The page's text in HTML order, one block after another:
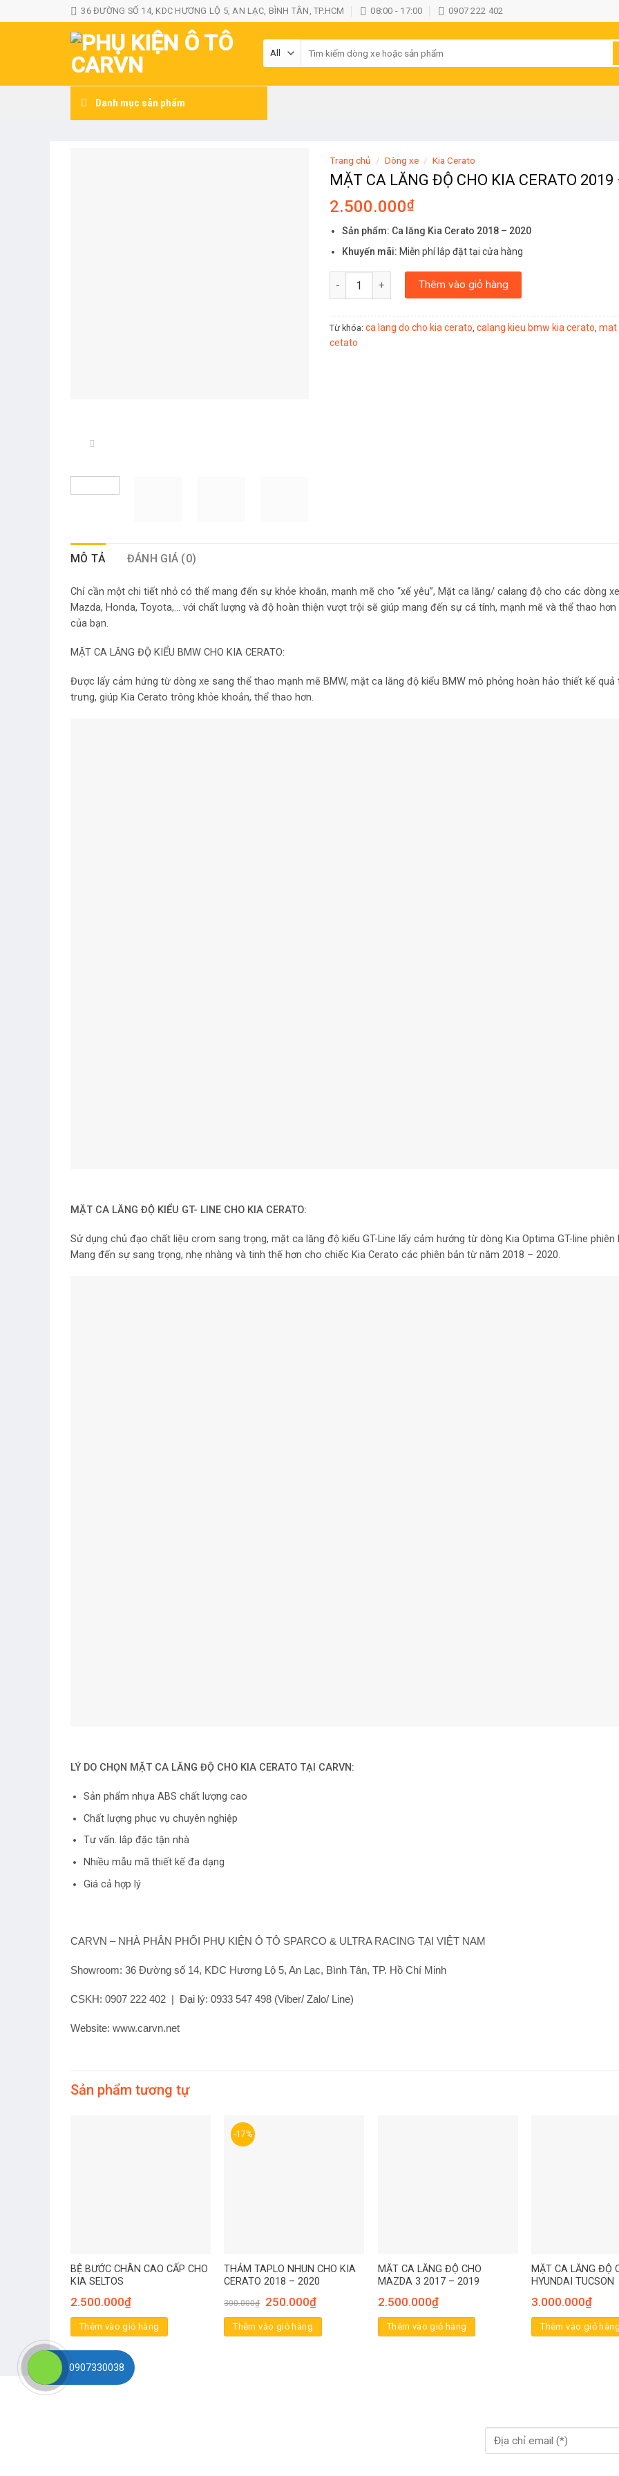
to
36 ĐƯỜNG SỐ 14, KDC HƯƠNG LỘ 5, AN LẠC, BÌNH TÂN, TP.HCM 08:00 - 17:00 0907 222 402
Danh mục sản phẩm
Trang chủ / Dòng xe / Kia Cerato
MẶT CA LĂNG ĐỘ CHO KIA CERATO
2.500.000₫
Sản phẩm: Ca lăng Kia Cerato 2018 – 2020
Khuyến mãi: Miễn phí lắp đặt tại cửa hàng
MẶT CA LĂNG ĐỘ CHO KIA CERATO 2019 - 2020 số lượng
Thêm vào giỏ hàng
Từ khóa: ca lang do cho kia cerato, calang kieu bmw kia cerato, mat
cetato
MÔ TẢ ĐÁNH GIÁ (0)
Chỉ cần một chi tiết nhỏ có thể mang đến sự khỏe khoắn, mạnh mẽ cho “xế yêu”, Mặt ca lăng/ calang độ cho các dòng
Mazda, Honda, Toyota,… với chất lượng và độ hoàn thiện vượt trội sẽ giúp mang đến sự cá tính, mạnh mẽ và thể thao hơn
của bạn.
MẶT CA LĂNG ĐỘ KIỂU BMW CHO KIA CERATO:
Được lấy cảm hứng từ dòng xe sang thể thao mạnh mẽ BMW, mặt ca lăng độ kiểu BMW mô phỏng hoàn hảo thiết kế quả
trưng, giúp Kia Cerato trông khỏe khoắn, thể thao hơn.
MẶT CA LĂNG ĐỘ KIỂU GT- LINE CHO KIA CERATO:
Sử dụng chủ đạo chất liệu crom sang trọng, mặt ca lăng độ kiểu GT-Line lấy cảm hướng từ dòng Kia Optima GT-line phiên
Mang đến sự sang trọng, nhẹ nhàng và tinh thế hơn cho chiếc Kia Cerato các phiên bản từ năm 2018 – 2020.
LÝ DO CHỌN MẶT CA LĂNG ĐỘ CHO KIA CERATO TẠI CARVN:
Sản phẩm nhựa ABS chất lượng cao
Chất lượng phục vụ chuyên nghiệp
Tư vấn. lắp đặc tận nhà
Nhiều mẫu mã thiết kế đa dạng
Giá cả hợp lý
CARVN – NHÀ PHÂN PHỐI PHỤ KIỆN Ô TÔ SPARCO & ULTRA RACING TẠI VIỆT NAM
Showroom: 36 Đường số 14, KDC Hương Lộ 5, An Lạc, Bình Tân, TP. Hồ Chí Minh
CSKH: 0907 222 402 | Đại lý: 0933 547 498 (Viber/ Zalo/ Line)
Website: www.carvn.net
Sản phẩm tương tự
BỆ BƯỚC CHÂN CAO CẤP CHO
KIA SELTOS
2.500.000₫
Thêm vào giỏ hàng
-17%
THẢM TAPLO NHUN CHO KIA
CERATO 2018 – 2020
300.000₫ 250.000₫
Thêm vào giỏ hàng
MẶT CA LĂNG ĐỘ CHO
MAZDA 3 2017 – 2019
2.500.000₫
Thêm vào giỏ hàng
MẶT CA LĂNG ĐỘ
HYUNDAI TUCSON
3.000.000₫
Thêm vào giỏ hàng
0907330038